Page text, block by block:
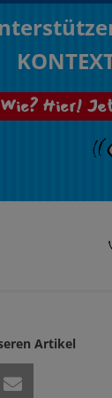
Wie? Hier!
Artikel